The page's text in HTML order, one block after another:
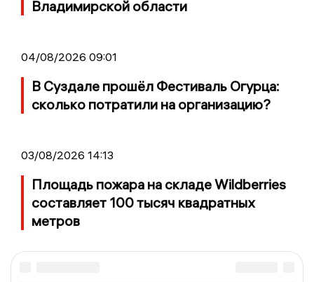
Владимирской области
04/08/2026 09:01
В Суздале прошёл Фестиваль Огурца:
сколько потратили на организацию?
03/08/2026 14:13
Площадь пожара на складе Wildberries
составляет 100 тысяч квадратных
метров